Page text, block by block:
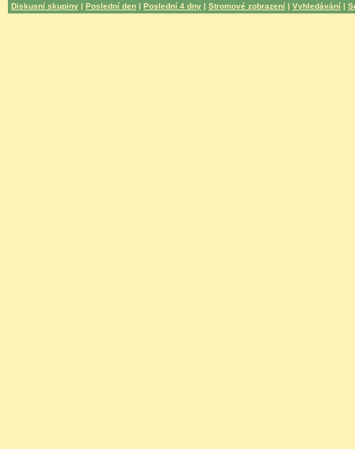
Diskusní skupiny | Poslední den | Poslední 4 dny | Stromové zobrazení | Vyhledávání |